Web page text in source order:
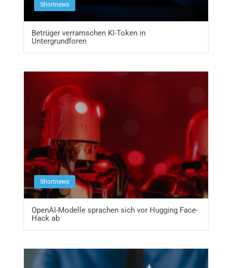
Shortnews
Betrüger verramschen KI-Token in
Untergrundforen
Shortnews
OpenAI-Modelle sprachen sich vor Hugging Face-
Hack ab